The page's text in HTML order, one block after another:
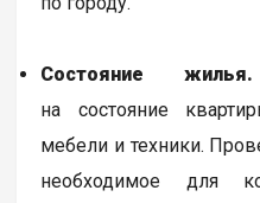
Состояние жилья.
на состояние
мебели и техники.
необходимое для